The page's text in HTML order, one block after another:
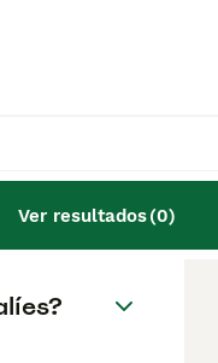
Ver resultados(0)
abisinios,
al aire